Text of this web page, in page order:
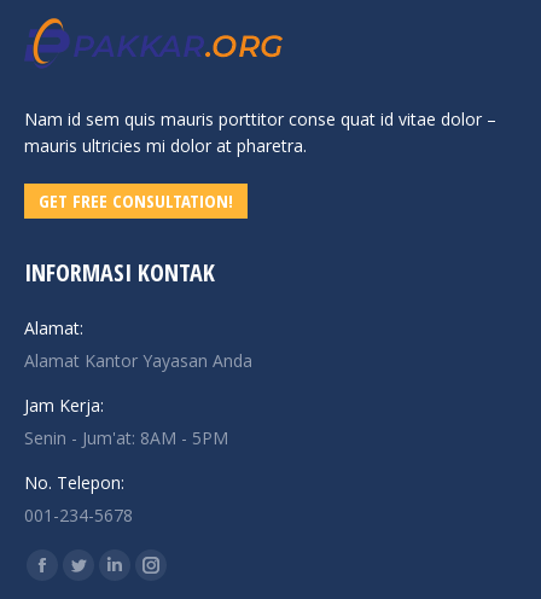
Nam id sem quis mauris porttitor conse quat id vitae dolor –
mauris ultricies mi dolor at pharetra.
GET FREE CONSULTATION!
INFORMASI KONTAK
Alamat:
Alamat Kantor Yayasan Anda
Jam Kerja:
Senin - Jum'at: 8AM - 5PM
No. Telepon:
001-234-5678
Find us on:
Facebook
TwitterLinkedinInstagram